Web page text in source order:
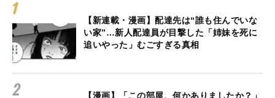
【新連載・漫画】配達先は“誰も住んでいな
い家”…新人配達員が目撃した「姉妹を死に
追いやった」むごすぎる真相
【漫画】「この部屋、何かありましたか？」